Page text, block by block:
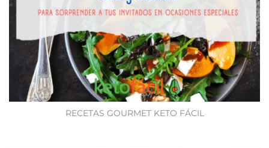
RECETAS GOURMET KETO FÁCIL